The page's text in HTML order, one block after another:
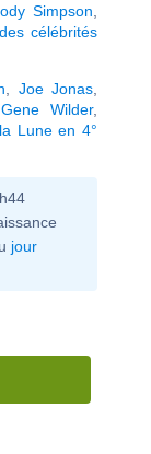
Simpson
célébrités
Joe Jonas
Gene Wilder,
Lune en 4°
jour